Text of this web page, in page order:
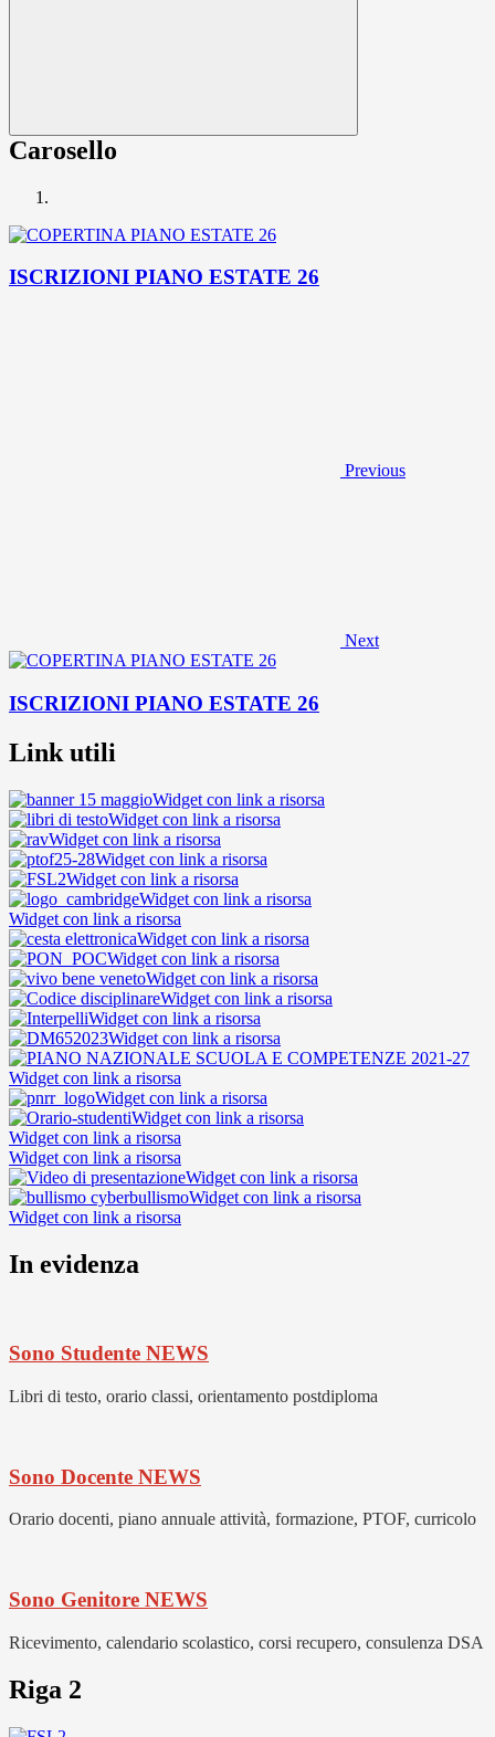
Carosello
ISCRIZIONI PIANO ESTATE 26
Previous
Next
ISCRIZIONI PIANO ESTATE 26
Link utili
Widget con link a risorsa
Widget con link a risorsa
Widget con link a risorsa
Widget con link a risorsa
Widget con link a risorsa
Widget con link a risorsa
Widget con link a risorsa
Widget con link a risorsa
Widget con link a risorsa
Widget con link a risorsa
Widget con link a risorsa
Widget con link a risorsa
Widget con link a risorsa
Widget con link a risorsa
Widget con link a risorsa
Widget con link a risorsa
Widget con link a risorsa
Widget con link a risorsa
Widget con link a risorsa
Widget con link a risorsa
Widget con link a risorsa
In evidenza
Sono Studente NEWS
Libri di testo, orario classi, orientamento postdiploma
Sono Docente NEWS
Orario docenti, piano annuale attività, formazione, PTOF, curricolo
Sono Genitore NEWS
Ricevimento, calendario scolastico, corsi recupero, consulenza DSA
Riga 2